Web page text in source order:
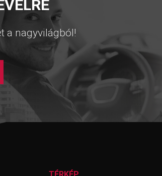
a nagyvilágból!